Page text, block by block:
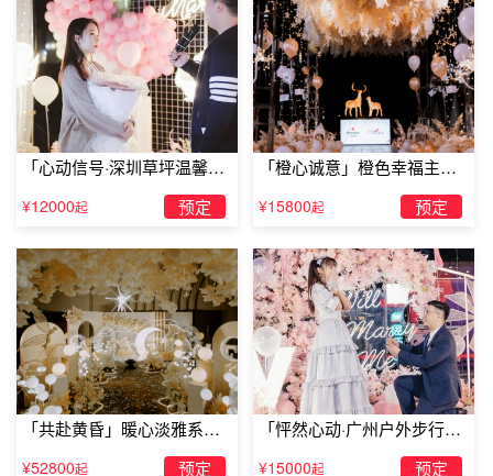
现在很多女生喜欢霸气的男生，那么用一种笃定而霸气的台
词向她求婚，一定能收获她的心。“从今以后，你的新欢旧
「心动信号·深圳草坪温馨求
婚」
¥12000起 预定
「橙心诚意」橙色幸福主题
露台求婚
¥15800起 预定
「共赴黄昏」暖心淡雅系求
¥52800起 预定
「怦然心动·广州户外步行街
¥15000起 预定